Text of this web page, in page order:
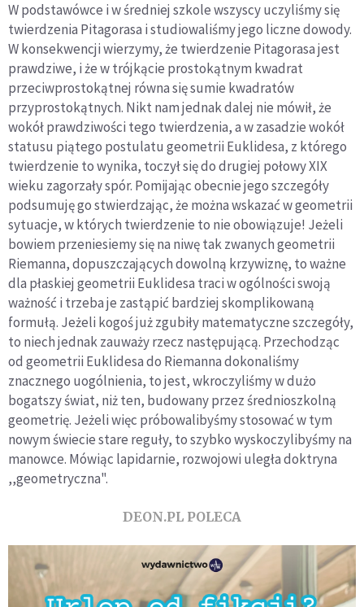
W podstawówce i w średniej szkole wszyscy uczyliśmy się
twierdzenia Pitagorasa i studiowaliśmy jego liczne dowody.
W konsekwencji wierzymy, że twierdzenie Pitagorasa jest
prawdziwe, i że w trójkącie prostokątnym kwadrat
przeciwprostokątnej równa się sumie kwadratów
przyprostokątnych. Nikt nam jednak dalej nie mówił, że
wokół prawdziwości tego twierdzenia, a w zasadzie wokół
statusu piątego postulatu geometrii Euklidesa, z którego
twierdzenie to wynika, toczył się do drugiej połowy XIX
wieku zagorzały spór. Pomijając obecnie jego szczegóły
podsumuję go stwierdzając, że można wskazać w geometrii
sytuacje, w których twierdzenie to nie obowiązuje! Jeżeli
bowiem przeniesiemy się na niwę tak zwanych geometrii
Riemanna, dopuszczających dowolną krzywiznę, to ważne
dla płaskiej geometrii Euklidesa traci w ogólności swoją
ważność i trzeba je zastąpić bardziej skomplikowaną
formułą. Jeżeli kogoś już zgubiły matematyczne szczegóły,
to niech jednak zauważy rzecz następującą. Przechodząc
od geometrii Euklidesa do Riemanna dokonaliśmy
znacznego uogólnienia, to jest, wkroczyliśmy w dużo
bogatszy świat, niż ten, budowany przez średnioszkolną
geometrię. Jeżeli więc próbowalibyśmy stosować w tym
nowym świecie stare reguły, to szybko wyskoczylibyśmy na
manowce. Mówiąc lapidarnie, rozwojowi uległa doktryna
,,geometryczna".
DEON.PL POLECA